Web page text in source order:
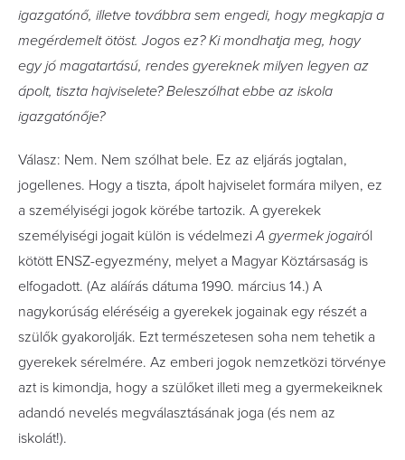
igazgatónő, illetve továbbra sem engedi, hogy megkapja a
megérdemelt ötöst. Jogos ez? Ki mondhatja meg, hogy
egy jó magatartású, rendes gyereknek milyen legyen az
ápolt, tiszta hajviselete? Beleszólhat ebbe az iskola
igazgatónője?
Válasz: Nem. Nem szólhat bele. Ez az eljárás jogtalan,
jogellenes. Hogy a tiszta, ápolt hajviselet formára milyen, ez
a személyiségi jogok körébe tartozik. A gyerekek
személyiségi jogait külön is védelmeziA gyermek jogairól
kötött ENSZ-egyezmény, melyet a Magyar Köztársaság is
elfogadott. (Az aláírás dátuma 1990. március 14.) A
nagykorúság eléréséig a gyerekek jogainak egy részét a
szülők gyakorolják. Ezt természetesen soha nem tehetik a
gyerekek sérelmére. Az emberi jogok nemzetközi törvénye
azt is kimondja, hogy a szülőket illeti meg a gyermekeiknek
adandó nevelés megválasztásának joga (és nem az
iskolát!).